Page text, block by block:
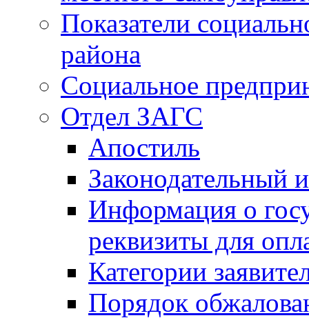
Показатели
района
Социальное
Отдел ЗАГС
Апостиль
Законодательный
Информация о
реквизиты для
Категории
Порядок